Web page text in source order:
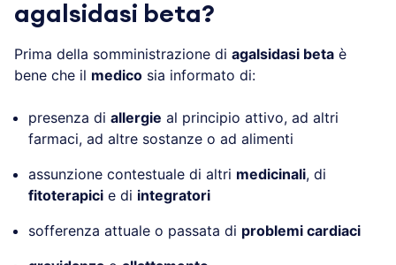
agalsidasi beta?
Prima della somministrazione di agalsidasi beta è
bene che il medico sia informato di:
presenza di allergie al principio attivo, ad altri
farmaci, ad altre sostanze o ad alimenti
assunzione contestuale di altri medicinali, di
fitoterapici e di integratori
sofferenza attuale o passata di problemi cardiaci